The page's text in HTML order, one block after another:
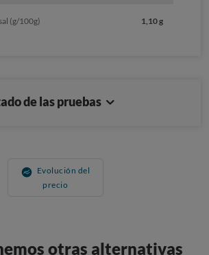
(g/100g) 1,10 g
de las pruebas
Evolución del
precio
otras alternativas